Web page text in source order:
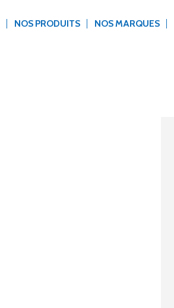
NOS PRODUITS NOS MARQUES